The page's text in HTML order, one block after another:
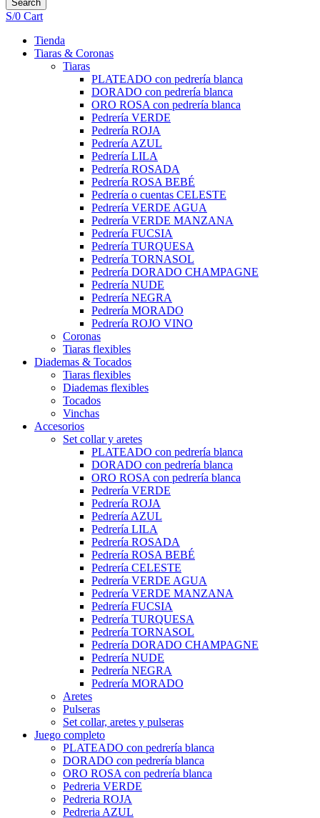
Search
S/0 Cart
Tienda
Tiaras & Coronas
Tiaras
PLATEADO con pedrería blanca
DORADO con pedrería blanca
ORO ROSA con pedrería blanca
Pedrería VERDE
Pedrería ROJA
Pedrería AZUL
Pedrería LILA
Pedrería ROSADA
Pedrería ROSA BEBÉ
Pedrería o cuentas CELESTE
Pedrería VERDE AGUA
Pedrería VERDE MANZANA
Pedrería FUCSIA
Pedrería TURQUESA
Pedrería TORNASOL
Pedrería DORADO CHAMPAGNE
Pedrería NUDE
Pedrería NEGRA
Pedrería MORADO
Pedrería ROJO VINO
Coronas
Tiaras flexibles
Diademas & Tocados
Tiaras flexibles
Diademas flexibles
Tocados
Vinchas
Accesorios
Set collar y aretes
PLATEADO con pedrería blanca
DORADO con pedrería blanca
ORO ROSA con pedrería blanca
Pedrería VERDE
Pedrería ROJA
Pedrería AZUL
Pedrería LILA
Pedrería ROSADA
Pedrería ROSA BEBÉ
Pedrería CELESTE
Pedrería VERDE AGUA
Pedrería VERDE MANZANA
Pedrería FUCSIA
Pedrería TURQUESA
Pedrería TORNASOL
Pedrería DORADO CHAMPAGNE
Pedrería NUDE
Pedrería NEGRA
Pedrería MORADO
Aretes
Pulseras
Set collar, aretes y pulseras
Juego completo
PLATEADO con pedrería blanca
DORADO con pedrería blanca
ORO ROSA con pedrería blanca
Pedreria VERDE
Pedreria ROJA
Pedreria AZUL